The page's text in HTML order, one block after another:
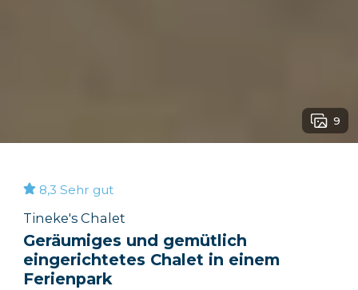
9
8,3 Sehr gut
Tineke's Chalet
Geräumiges und gemütlich
eingerichtetes Chalet in einem
Ferienpark